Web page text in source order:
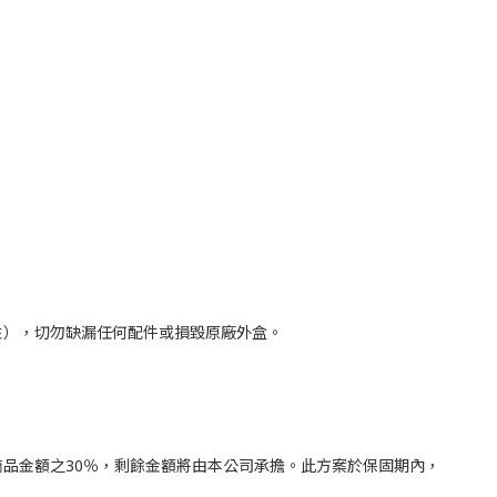
，切勿缺漏任何配件或損毀原廠外盒。
金額之30％，剩餘金額將由本公司承擔。此方案於保固期內，